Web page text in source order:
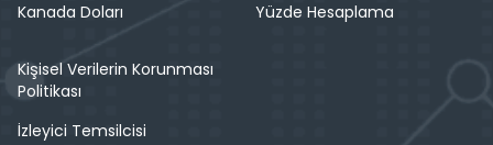
Kanada Doları
Yüzde Hesaplama
Kişisel Verilerin Korunması
Politikası
İzleyici Temsilcisi